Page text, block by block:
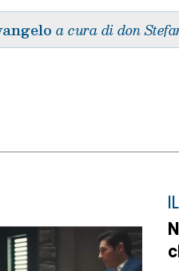
a cura di don